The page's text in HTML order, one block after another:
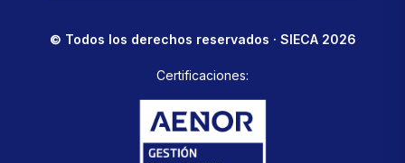
© Todos los derechos reservados · SIECA 2026
Certificaciones: